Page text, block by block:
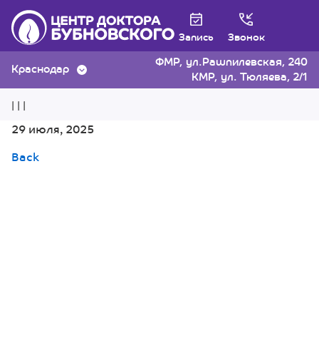
ФМР, ул.Рашпилевская, 240
КМР, ул. Тюляева, 2/1
Запись Звонок
Краснодар
| | |
29 июля, 2025
Back